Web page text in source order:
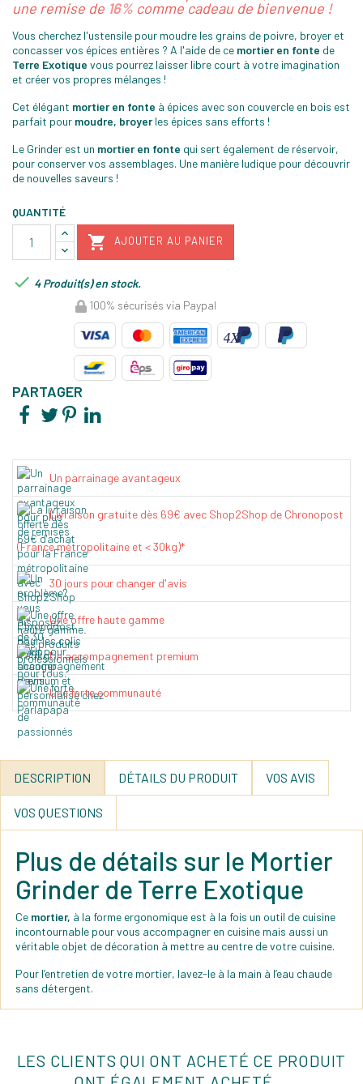
une remise de 16% comme cadeau de bienvenue !
Vous cherchez l'ustensile pour moudre les grains de poivre, broyer et
concasser vos épices entières ? A l'aide de ce mortier en fonte de
Terre Exotique vous pourrez laisser libre court à votre imagination
et créer vos propres mélanges !
Cet élégant mortier en fonte à épices avec son couvercle en bois est
parfait pour moudre, broyerles épices sans efforts !
Le Grinder est un mortier en fonte qui sert également de réservoir,
pour conserver vos assemblages. Une manière ludique pour découvrir
de nouvelles saveurs !
QUANTITÉ
 AJOUTER AU PANIER
 4 Produit(s) en stock.
100% sécurisés via Paypal
PARTAGER
Un parrainage avantageux
Livraison gratuite dès 69€ avec Shop2Shop de Chronopost
(France métropolitaine et < 30kg)*
30 jours pour changer d'avis
Une offre haute gamme
Un accompagnement premium
Une forte communauté
DESCRIPTION DÉTAILS DU PRODUIT VOS AVIS
VOS QUESTIONS
Plus de détails sur le Mortier
Grinder de Terre Exotique
Ce mortier, à la forme ergonomique est à la fois un outil de cuisine
incontournable pour vous accompagner en cuisine mais aussi un
véritable objet de décoration à mettre au centre de votre cuisine.
Pour l’entretien de votre mortier, lavez-le à la main à l’eau chaude
sans détergent.
LES CLIENTS QUI ONT ACHETÉ CE PRODUIT